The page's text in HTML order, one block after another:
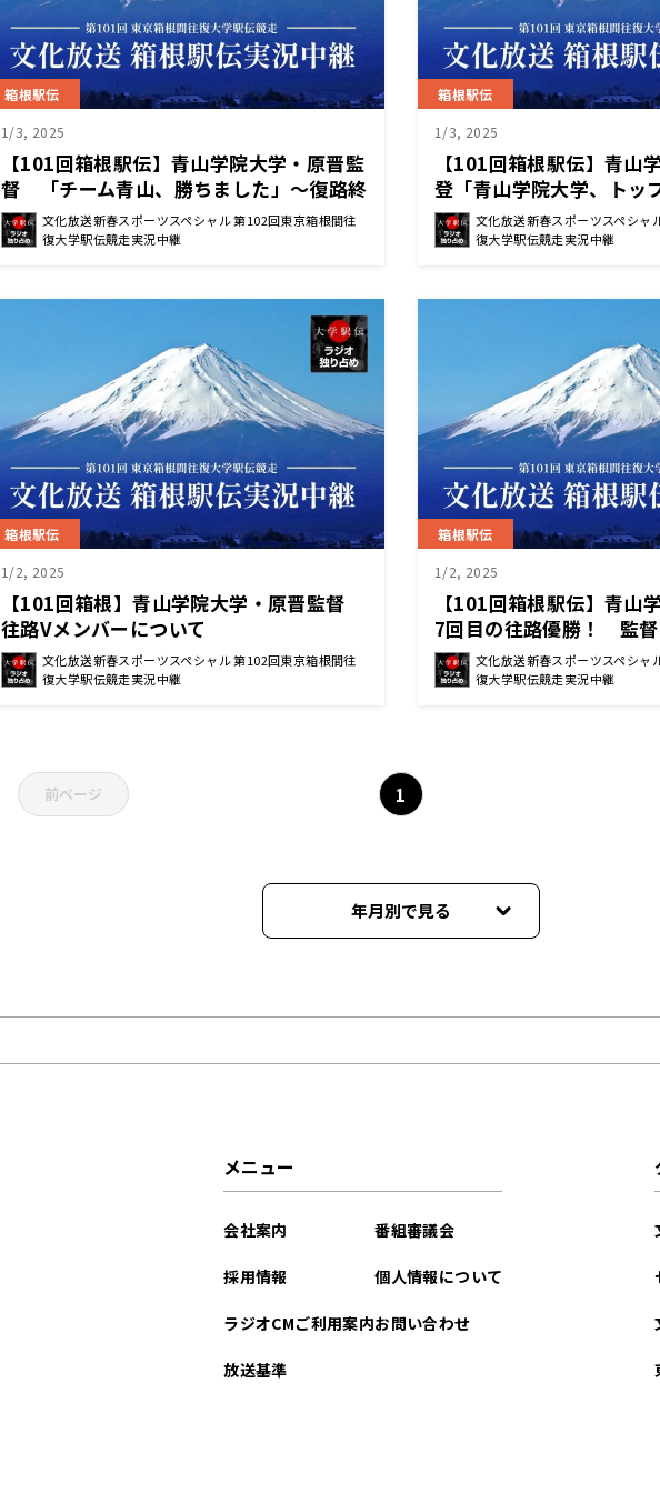
箱根駅伝
1/3, 2025
【101回箱根駅伝】青山学院大学・原晋監
督 「チーム青山、勝ちました」～復路終
了インタビュー～
文化放送新春スポーツスペシャル 第102回東京箱根間往
復大学駅伝競走実況中継
箱根駅伝
1/3, 2025
【101回箱根駅伝】青山
登「青山学院大学、トッ
ー！！」実感した言葉の
ンタビュー〜
文化放送新春スポーツスペシャ
復大学駅伝競走実況中継
箱根駅伝
1/2, 2025
【101回箱根】青山学院大学・原晋監督
往路Vメンバーについて
文化放送新春スポーツスペシャル 第102回東京箱根間往
復大学駅伝競走実況中継
箱根駅伝
1/2, 2025
【101回箱根駅伝】青山
7回目の往路優勝！ 監督
文化放送新春スポーツスペシャ
復大学駅伝競走実況中継
前ページ 1
年月別で見る
2025年01月
2024年12月
メニュー
会社案内
採用情報
ラジオCMご利用案内
放送基準
番組審議会
個人情報について
お問い合わせ